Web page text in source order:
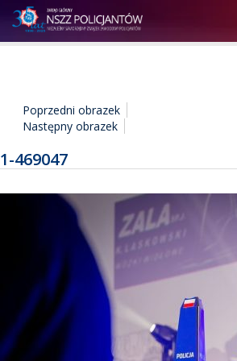
Poprzedni obrazek
Następny obrazek
1-469047